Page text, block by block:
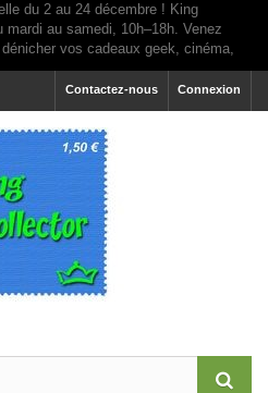
Connexion
Contactez-nous